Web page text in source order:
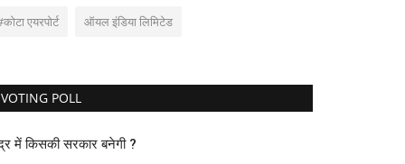
एयरपोर्ट ऑयल इंडिया लिमिटेड
VOTING POLL
में किसकी सरकार बनेगी ?